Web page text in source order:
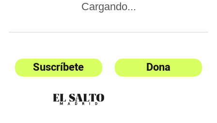
Cargando...
Suscríbete Dona